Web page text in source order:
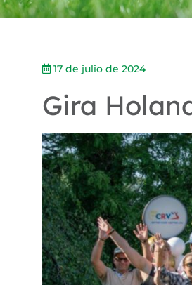
17 de julio de 2024
Gira